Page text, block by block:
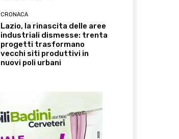
CRONACA
Lazio, la rinascita delle aree
industriali dismesse: trenta
progetti trasformano
vecchi siti produttivi in
nuovi poli urbani